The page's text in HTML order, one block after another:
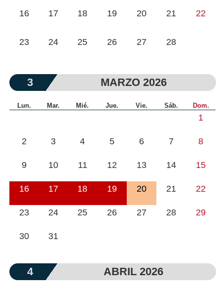
16 17 18 19 20 21 22
23 24 25 26 27 28
3 MARZO 2026
Lun. Mar. Mié. Jue. Vie. Sáb. Dom.
1
2 3 4 5 6 7 8
9 10 11 12 13 14 15
16 17 18 19 20 21 22
23 24 25 26 27 28 29
30 31
4 ABRIL 2026